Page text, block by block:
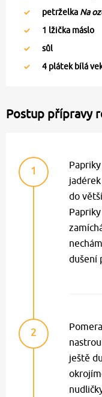
petrželka Na
1 lžička máslo
sůl
4 plátek bílá
Postup přípravy
1
do
dušení
2
ještě